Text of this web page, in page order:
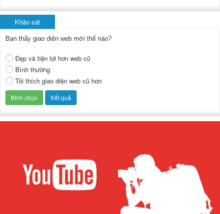
Khảo sát
Bạn thấy giao diện web mới thế nào?
Đẹp và tiện lợi hơn web cũ
Bình thường
Tôi thích giao diện web cũ hơn